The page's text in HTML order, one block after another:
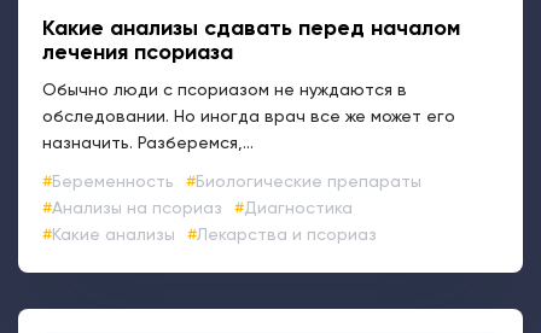
Какие анализы сдавать перед началом
лечения псориаза
Обычно люди с псориазом не нуждаются в
обследовании. Но иногда врач все же может его
назначить. Разберемся,...
Беременность
Биологические препараты
Анализы на псориаз
Диагностика
Какие анализы
Лекарства и псориаз